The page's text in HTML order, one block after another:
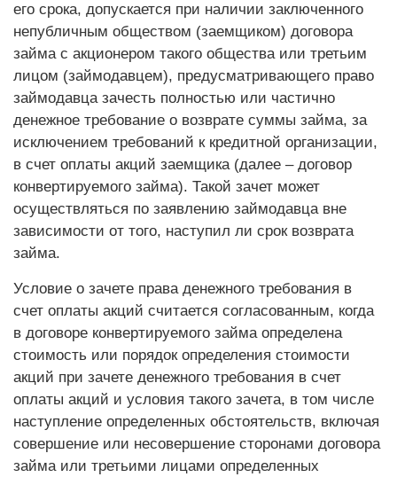
его срока, допускается при наличии заключенного
непубличным обществом (заемщиком) договора
займа с акционером такого общества или третьим
лицом (займодавцем), предусматривающего право
займодавца зачесть полностью или частично
денежное требование о возврате суммы займа, за
исключением требований к кредитной организации,
в счет оплаты акций заемщика (далее – договор
конвертируемого займа). Такой зачет может
осуществляться по заявлению займодавца вне
зависимости от того, наступил ли срок возврата
займа.
Условие о зачете права денежного требования в
счет оплаты акций считается согласованным, когда
в договоре конвертируемого займа определена
стоимость или порядок определения стоимости
акций при зачете денежного требования в счет
оплаты акций и условия такого зачета, в том числе
наступление определенных обстоятельств, включая
совершение или несовершение сторонами договора
займа или третьими лицами определенных